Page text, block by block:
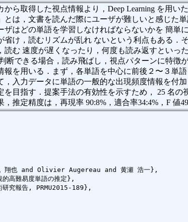
から取得した視点情報より，Deep Learning を用
とは，文書を読んだ際にユーザが難しいと感じた
ザはどの単語を学習しなければならないかを 簡
省け，読むリズムが乱れ ないという利点もある．
読む 速度が遅くなったり，何度も読み返すとい
断できる場合，読み飛ばし，視点パターンに特徴
報を用いる．まず，各単語を中心に前後２〜３単
，入力データに単語の一般的な出現頻度情報を付
を目指す．提案手法の有効性を示すため， 25 名
推定精度は，再現率 90:8%，適合率34:4%，F 値